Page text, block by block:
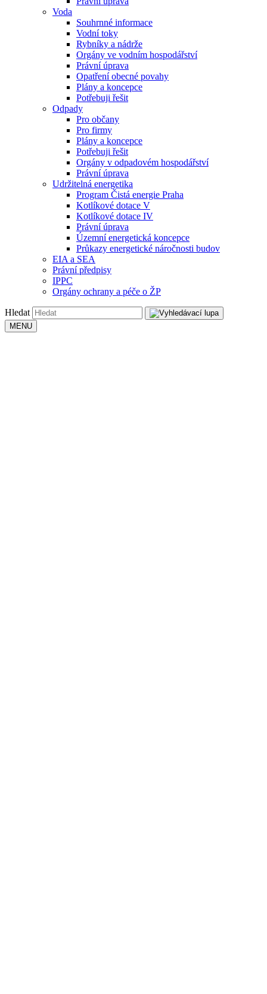
Voda
Souhrnné informace
Vodní toky
Rybníky a nádrže
Orgány ve vodním hospodářství
Právní úprava
Opatření obecné povahy
Plány a koncepce
Potřebuji řešit
Odpady
Pro občany
Pro firmy
Plány a koncepce
Potřebuji řešit
Orgány v odpadovém hospodářství
Právní úprava
Udržitelná energetika
Program Čistá energie Praha
Kotlíkové dotace V
Kotlíkové dotace IV
Právní úprava
Územní energetická koncepce
Průkazy energetické náročnosti budov
EIA a SEA
Právní předpisy
IPPC
Orgány ochrany a péče o ŽP
Hledat
MENU